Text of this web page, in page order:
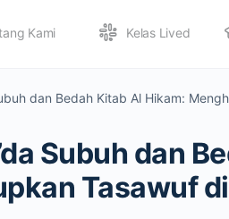
Kami Kelas Lived
dan Bedah Kitab Al Hikam:
Subuh dan
Tasawuf